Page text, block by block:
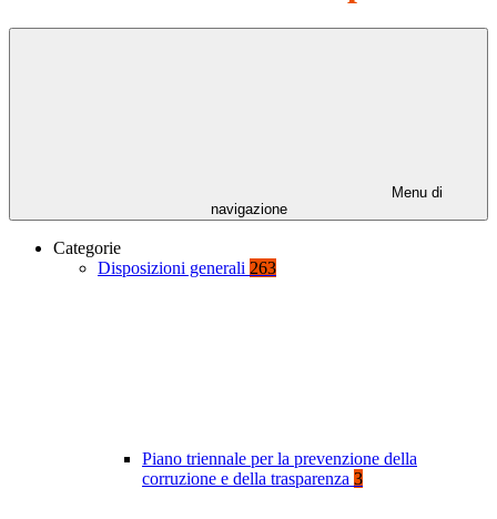
Menu di
navigazione
Categorie
Disposizioni generali 263
Piano triennale per la prevenzione della
corruzione e della trasparenza 3